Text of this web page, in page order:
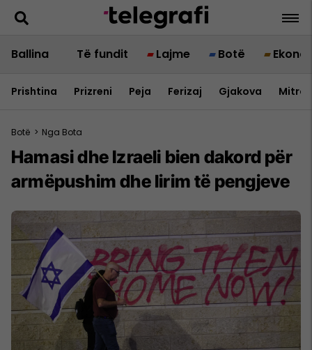
Ballina Të fundit Lajme Botë
Prishtina Prizreni Peja Ferizaj Gjakova
Botë > Nga Bota
Hamasi dhe Izraeli bien dakord për
armëpushim dhe lirim të pengjeve